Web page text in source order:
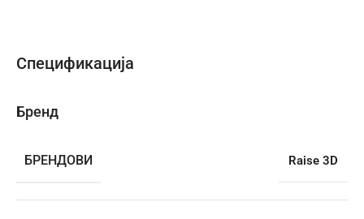
Спецификација
Бренд
БРЕНДОВИ Raise 3D